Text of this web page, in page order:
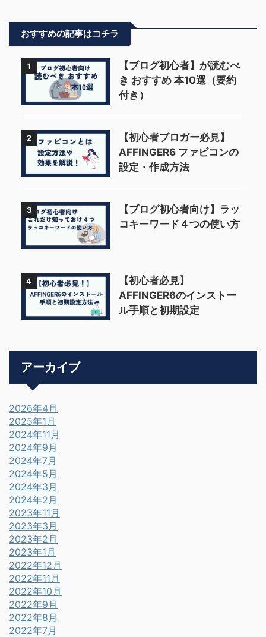
おすすめの記事はコチラ
1
【ブログ初心者】が読むべ
き おすすめ 本10選（要約
付き）
2
【初心者ブロガー必見】
AFFINGER6 ファビコンの
設定・作成方法
3
【ブログ初心者向け】ラッ
コキーワード４つの使い方
4
【初心者必見】
AFFINGER6のインストー
ル手順と初期設定
アーカイブ
2026年4月
2025年1月
2024年11月
2024年9月
2024年7月
2024年5月
2024年3月
2024年2月
2023年11月
2023年3月
2023年2月
2023年1月
2022年12月
2022年11月
2022年10月
2022年9月
2022年8月
2022年7月